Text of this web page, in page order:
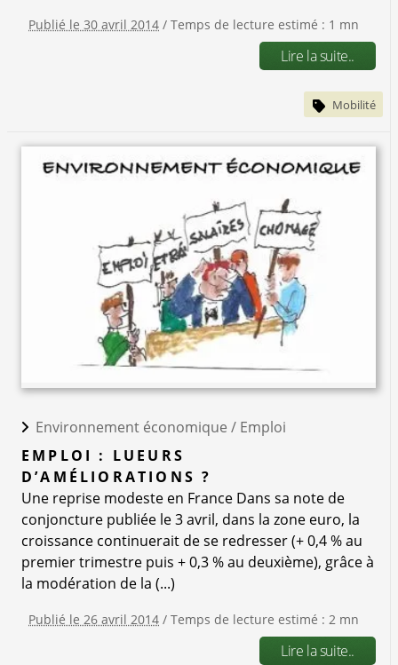
Publié le 30 avril 2014 / Temps de lecture estimé : 1 mn
Lire la suite..
Mobilité
Environnement économique / Emploi
EMPLOI : LUEURS
D’AMÉLIORATIONS ?
Une reprise modeste en France Dans sa note de
conjoncture publiée le 3 avril, dans la zone euro, la
croissance continuerait de se redresser (+ 0,4 % au
premier trimestre puis + 0,3 % au deuxième), grâce à
la modération de la (...)
Publié le 26 avril 2014 / Temps de lecture estimé : 2 mn
Lire la suite..